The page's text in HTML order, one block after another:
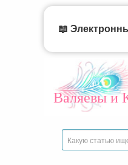
Валяевы и
📖